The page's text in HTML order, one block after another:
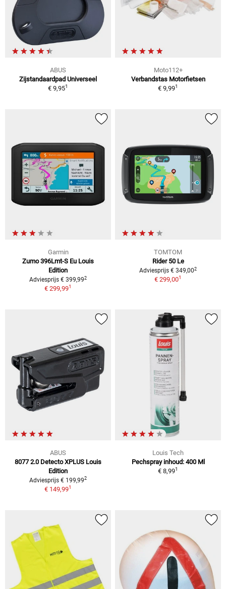
ABUS
Zijstandaardpad Universeel
€ 9,951
Moto112+
Verbandstas Motorfietsen
€ 9,991
Garmin
Zumo 396Lmt-S Eu Louis
Edition
Adviesprijs € 399,992
€ 299,991
TOMTOM
Rider 50 Le
Adviesprijs € 349,002
€ 299,001
ABUS
8077 2.0 Detecto XPLUS Louis
Edition
Adviesprijs € 199,992
€ 149,991
Louis Tech
Pechspray inhoud: 400 Ml
€ 8,991